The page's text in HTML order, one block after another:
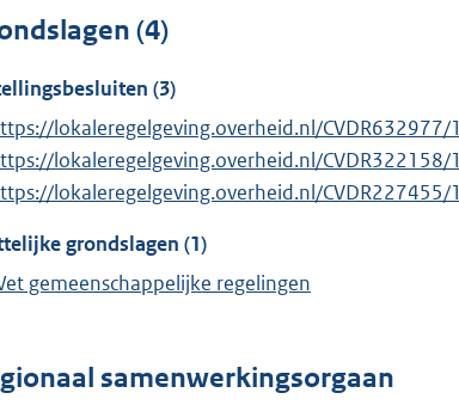
(4)
(3)
lokaleregelgeving.overheid.nl/CVDR632977/1
lokaleregelgeving.overheid.nl/CVDR322158/1
lokaleregelgeving.overheid.nl/CVDR227455/1
grondslagen (1)
gemeenschappelijke regelingen
samenwerkingsorgaan